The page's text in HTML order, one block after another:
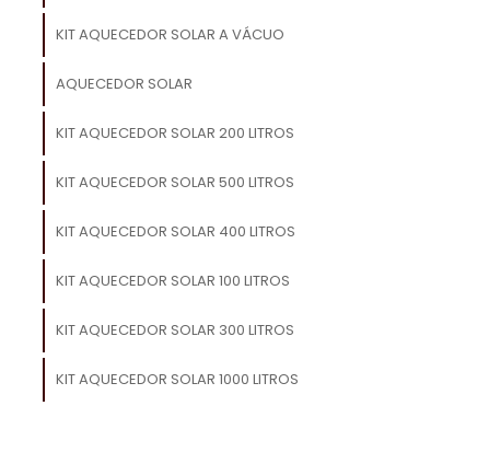
KIT AQUECEDOR SOLAR A VÁCUO
AQUECEDOR SOLAR
KIT AQUECEDOR SOLAR 200 LITROS
KIT AQUECEDOR SOLAR 500 LITROS
KIT AQUECEDOR SOLAR 400 LITROS
KIT AQUECEDOR SOLAR 100 LITROS
KIT AQUECEDOR SOLAR 300 LITROS
KIT AQUECEDOR SOLAR 1000 LITROS